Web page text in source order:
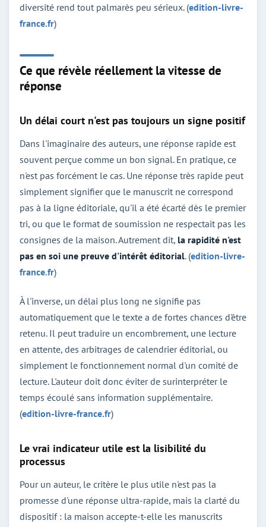
diversité rend tout palmarès peu sérieux. (edition-livre-
france.fr)
Ce que révèle réellement la vitesse de
réponse
Un délai court n'est pas toujours un signe positif
Dans l'imaginaire des auteurs, une réponse rapide est
souvent perçue comme un bon signal. En pratique, ce
n'est pas forcément le cas. Une réponse très rapide peut
simplement signifier que le manuscrit ne correspond
pas à la ligne éditoriale, qu'il a été écarté dès le premier
tri, ou que le format de soumission ne respectait pas les
consignes de la maison. Autrement dit, la rapidité n'est
pas en soi une preuve d'intérêt éditorial. (edition-livre-
france.fr)
À l'inverse, un délai plus long ne signifie pas
automatiquement que le texte a de fortes chances d'être
retenu. Il peut traduire un encombrement, une lecture
en attente, des arbitrages de calendrier éditorial, ou
simplement le fonctionnement normal d'un comité de
lecture. L'auteur doit donc éviter de surinterpréter le
temps écoulé sans information supplémentaire.
(edition-livre-france.fr)
Le vrai indicateur utile est la lisibilité du
processus
Pour un auteur, le critère le plus utile n'est pas la
promesse d'une réponse ultra-rapide, mais la clarté du
dispositif : la maison accepte-t-elle les manuscrits